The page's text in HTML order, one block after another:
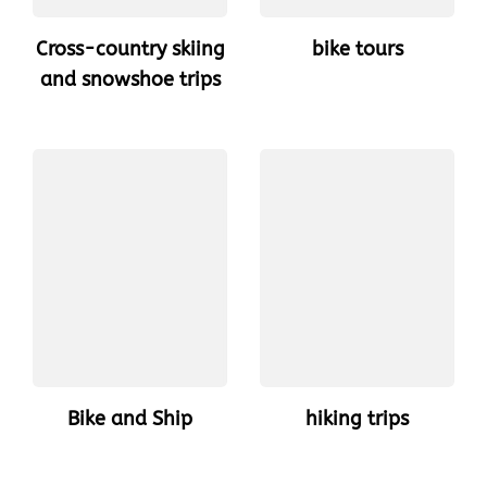
Cross-country skiing
and snowshoe trips
bike tours
Bike and Ship hiking trips